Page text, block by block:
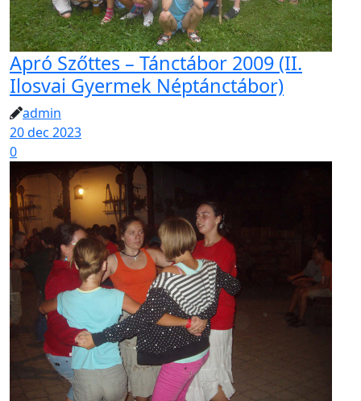
Apró Szőttes – Tánctábor 2009 (II.
Ilosvai Gyermek Néptánctábor)
admin
20 dec 2023
0